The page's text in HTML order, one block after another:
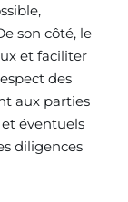
son côté, le
et faciliter
des
aux parties
éventuels
diligences